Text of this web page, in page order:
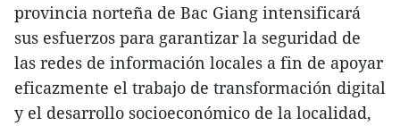
provincia norteña de Bac Giang intensificará
sus esfuerzos para garantizar la seguridad de
las redes de información locales a fin de apoyar
eficazmente el trabajo de transformación digital
y el desarrollo socioeconómico de la localidad,